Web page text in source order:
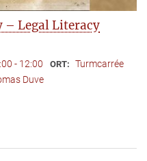
– Legal Literacy
- 12:00 ORT: Turmcarrée
Duve